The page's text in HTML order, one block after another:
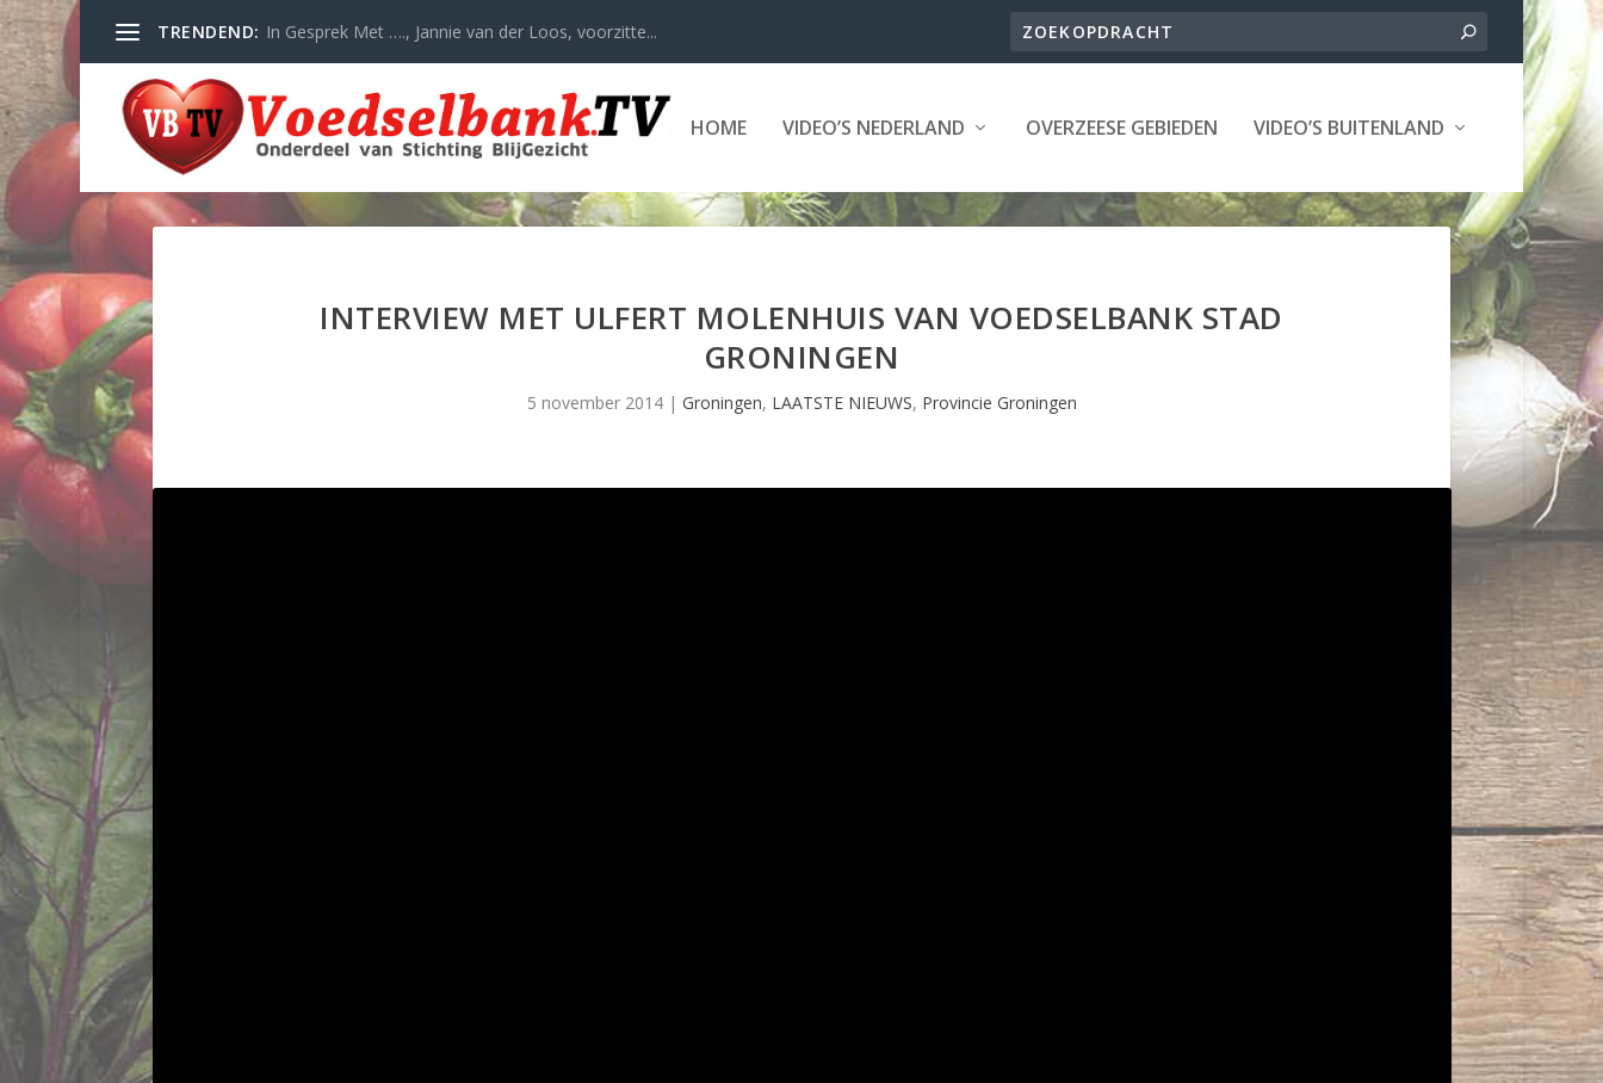
TRENDEND: In Gesprek Met …., Jannie van der Loos, voorzitte...
HOME VIDEO’S NEDERLAND OVERZEESE GEBIEDEN VIDEO’S BUITENLAND
INTERVIEW MET ULFERT MOLENHUIS VAN VOEDSELBANK STAD
GRONINGEN
5 november 2014| Groningen, LAATSTE NIEUWS, Provincie Groningen